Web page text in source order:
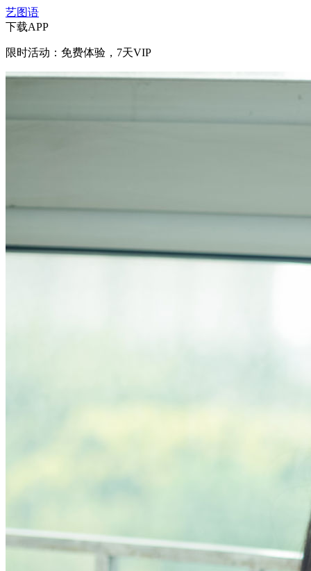
艺图语
下载APP
限时活动：免费体验，7天VIP